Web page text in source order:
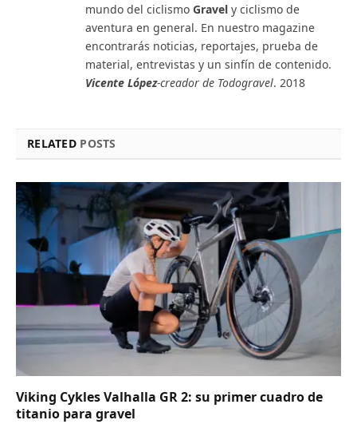
mundo del ciclismo Gravel y ciclismo de
aventura en general. En nuestro magazine
encontrarás noticias, reportajes, prueba de
material, entrevistas y un sinfín de contenido.
Vicente López-creador de Todogravel. 2018
RELATED POSTS
Viking Cykles Valhalla GR 2: su primer cuadro de
titanio para gravel